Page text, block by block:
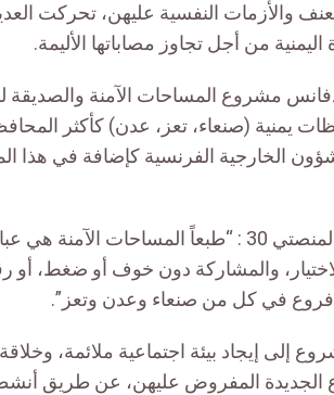
والأزمات النفسية عليهن، تحركت
من أجل تجاوز مصاباتها الأليمة.
مؤسسة أدفانس مشروع المساحات الآمنة
(صنعاء، تعز، عدن) كأكثر
الخارجية الفرنسية كإضافة في هذا
يقول أمين سعيد مدير مؤسسة أدفانس لمنصتي 30 : “طبعاً
والمشاركة دون خوف أو ضغط، أو
إيجاد بيئة اجتماعية ملائمة،
الجديدة المفروض عليهن، عن طريق